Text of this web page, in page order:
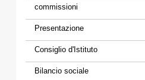
commissioni
Presentazione
Consiglio d'Istituto
Bilancio sociale